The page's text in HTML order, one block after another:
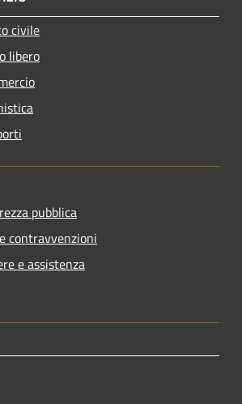
civile
libero
pubblica
contravvenzioni
e assistenza